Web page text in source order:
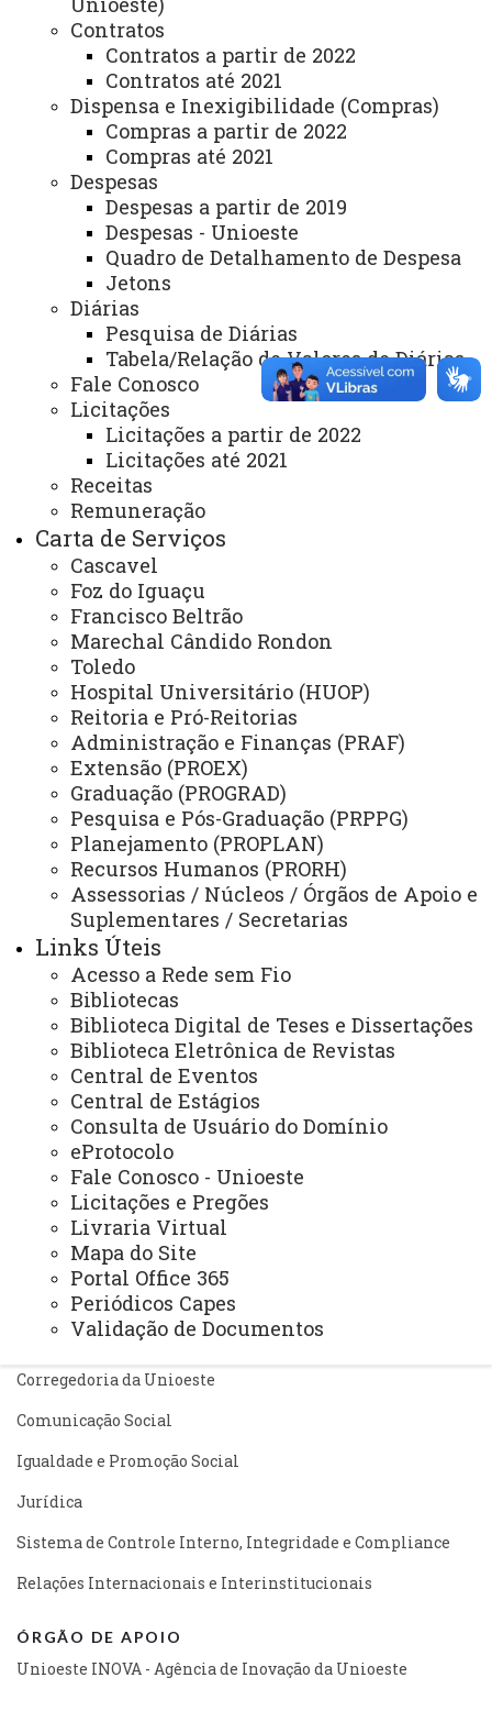
Contratos
Contratos a partir de 2022
Contratos até 2021
Dispensa e Inexigibilidade (Compras)
Compras a partir de 2022
Compras até 2021
Despesas
Despesas a partir de 2019
Despesas - Unioeste
Quadro de Detalhamento de Despesa
Jetons
Diárias
Pesquisa de Diárias
Tabela/Relação de Valores de Diárias
Fale Conosco
Licitações
Licitações a partir de 2022
Licitações até 2021
Receitas
Remuneração
Carta de Serviços
Cascavel
Foz do Iguaçu
Francisco Beltrão
Marechal Cândido Rondon
Toledo
Hospital Universitário (HUOP)
Reitoria e Pró-Reitorias
Administração e Finanças (PRAF)
Extensão (PROEX)
Graduação (PROGRAD)
Pesquisa e Pós-Graduação (PRPPG)
Planejamento (PROPLAN)
Recursos Humanos (PRORH)
Assessorias / Núcleos / Órgãos de Apoio e
Suplementares / Secretarias
Links Úteis
Acesso a Rede sem Fio
Bibliotecas
Biblioteca Digital de Teses e Dissertações
Biblioteca Eletrônica de Revistas
Central de Eventos
Central de Estágios
Consulta de Usuário do Domínio
eProtocolo
Fale Conosco - Unioeste
Licitações e Pregões
Livraria Virtual
Mapa do Site
Portal Office 365
Periódicos Capes
Validação de Documentos
Campus de Toledo - Carta de Serviços
Lista de Itens de Toledo
Secretaria Financeira – Campus de Toledo
Acesso Restrito (Editores do Portal)
Arquivo Virtual
Identidade Visual
Mapa do Site
Ouvidoria
Portal Office 365
Sistemas
Telefones
Webmail
REITORIA
Secretaria Geral
Gabinete Reitoria
Secretaria dos Conselhos Superiores
PRÓ-REITORIAS
Administração e Finanças
Extensão
Graduação
Pesquisa/Pós Graduação
Recursos Humanos
Planejamento
ASSESSORIAS
Assistência Estudantil
Auditoria Interna
Avaliação Institucional
Convênios e Captação de Recursos
Corregedoria da Unioeste
Comunicação Social
Igualdade e Promoção Social
Jurídica
Sistema de Controle Interno, Integridade e Compliance
Relações Internacionais e Interinstitucionais
ÓRGÃO DE APOIO
Unioeste INOVA - Agência de Inovação da Unioeste